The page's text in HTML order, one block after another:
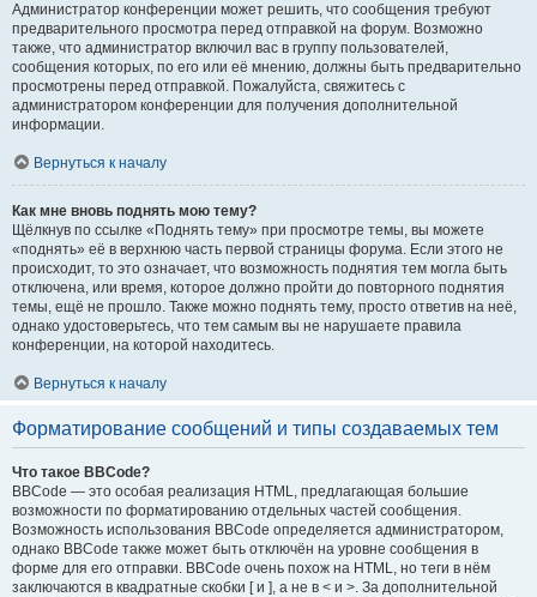
Администратор конференции может решить, что сообщения требуют
предварительного просмотра перед отправкой на форум. Возможно
также, что администратор включил вас в группу пользователей,
сообщения которых, по его или её мнению, должны быть предварительно
просмотрены перед отправкой. Пожалуйста, свяжитесь с
администратором конференции для получения дополнительной
информации.
Вернуться к началу
Как мне вновь поднять мою тему?
Щёлкнув по ссылке «Поднять тему» при просмотре темы, вы можете
«поднять» её в верхнюю часть первой страницы форума. Если этого не
происходит, то это означает, что возможность поднятия тем могла быть
отключена, или время, которое должно пройти до повторного поднятия
темы, ещё не прошло. Также можно поднять тему, просто ответив на неё,
однако удостоверьтесь, что тем самым вы не нарушаете правила
конференции, на которой находитесь.
Вернуться к началу
Форматирование сообщений и типы создаваемых тем
Что такое BBCode?
BBCode — это особая реализация HTML, предлагающая большие
возможности по форматированию отдельных частей сообщения.
Возможность использования BBCode определяется администратором,
однако BBCode также может быть отключён на уровне сообщения в
форме для его отправки. BBCode очень похож на HTML, но теги в нём
заключаются в квадратные скобки [ и ], а не в < и >. За дополнительной